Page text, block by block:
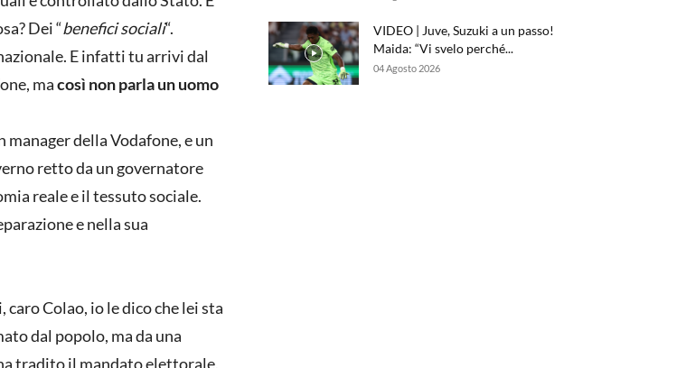
Dei “benefici sociali“.
E infatti tu arrivi dal
macosì non parla un uomo
della Vodafone, e un
retto da un governatore
reale e il tessuto sociale.
e nella sua
caro Colao, io le dico che lei sta
dal popolo, ma da una
tradito il mandato elettorale,
VIDEO | Juve, Suzuki a un passo!
Maida: “Vi svelo perché...
04 Agosto 2026